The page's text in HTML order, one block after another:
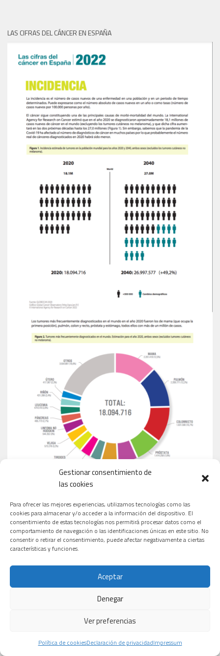
Gestionar consentimiento de
las cookies
Para ofrecer las mejores experiencias, utilizamos tecnologías como las
cookies para almacenar y/o acceder a la información del dispositivo. El
consentimiento de estas tecnologías nos permitirá procesar datos como el
comportamiento de navegación o las identificaciones únicas en este sitio. No
consentir o retirar el consentimiento, puede afectar negativamente a ciertas
características y funciones.
Aceptar
Denegar
Ver preferencias
Política de cookiesDeclaración de privacidadImpressum
LAS CIFRAS DEL CÁNCER EN ESPAÑA
MEDICAMENTOS MÁS VENDIDOS EN ESPAÑA